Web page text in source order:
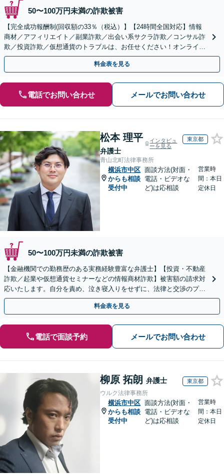
50〜100万円未満の詐欺被害
【完全成功報酬制(回収額の33％（税込）】【24時間全国対応】情報
商材／アフィリエイト／副業詐欺／出会い系サクラ詐欺／コンサル詐
欺／投資詐欺／仮想通貨のトラブルは、お任せください！オンライン
のみで解決も可能！
料金表を見る
電話でお問い合わせ メールでお問い合わせ
松本 理平
弁護士
インタビュ
ーを見る
東京都
青山北町法律事務所
横浜市中区
からも相談
受付中
面談方法(対面・
電話・ビデオな
ど)は応相談
営業時
間：本日
定休日
50〜100万円未満の詐欺被害
【金融機関での勤務歴のある実務経験豊富な弁護士】【投資・不動産
詐欺／起業や仮想通貨セミナーなどの情報商材詐欺】被害額の請求対
応いたします。自分を責め、泣き寝入りをせずに、法律と交渉のプロ
にまずはご相談ください。【表参道駅から徒歩3分】
料金表を見る
電話で面談予約 メールでお問い合わせ
柳原 拓朗 弁護士 東京都
ウルク法律事務所
横浜市中区
からも相談
受付中
面談方法(対面・
電話・ビデオな
ど)は応相談
営業時
間：本日
定休日